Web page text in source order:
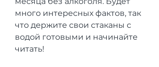
много интересных фактов, так
что держите свои стаканы с
водой готовыми и начинайте
читать!